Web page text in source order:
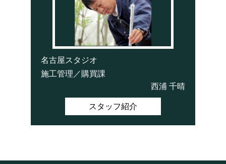
名古屋スタジオ
施工管理／購買課
西浦 千晴
スタッフ紹介